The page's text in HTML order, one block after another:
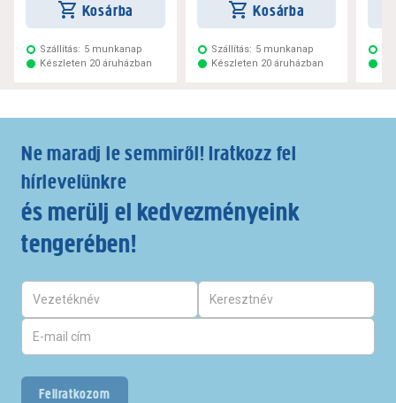
Kosárba
Szállítás: 5 munkanap
Készleten 20 áruházban
Kosárba
Szállítás: 5 munkanap
Készleten 20 áruházban
Ne maradj le semmiről! Iratkozz fel
hírlevelünkre
és merülj el kedvezményeink
tengerében!
Feliratkozom